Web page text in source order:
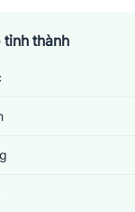
hành của các doanh
thành